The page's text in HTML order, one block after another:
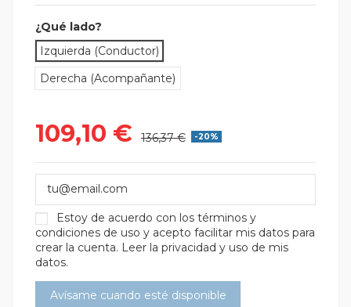
¿Qué lado?
Izquierda (Conductor)
Derecha (Acompañante)
109,10 € 136,37 € -20%
Estoy de acuerdo con los términos y
condiciones de uso y acepto facilitar mis datos para
crear la cuenta. Leer la privacidad y uso de mis
datos.